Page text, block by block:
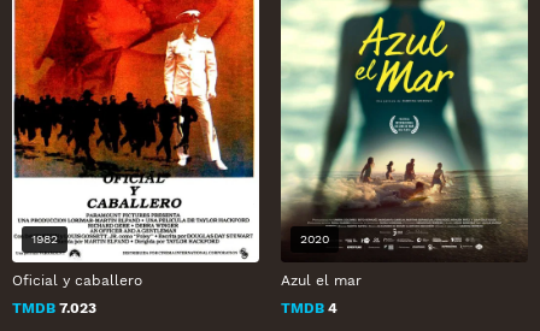
Oficial y caballero
TMDB 7.023
1982
Azul el mar
TMDB 4
2020